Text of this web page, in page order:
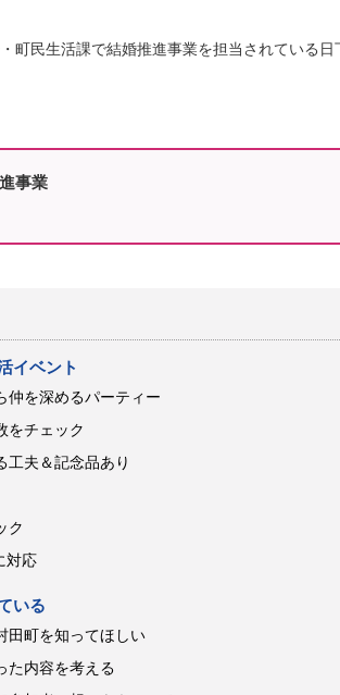
町民生活課で結婚推進事業を担当されている日
事業
イベント
仲を深めるパーティー
をチェック
工夫＆記念品あり
ク
対応
いる
田町を知ってほしい
た内容を考える